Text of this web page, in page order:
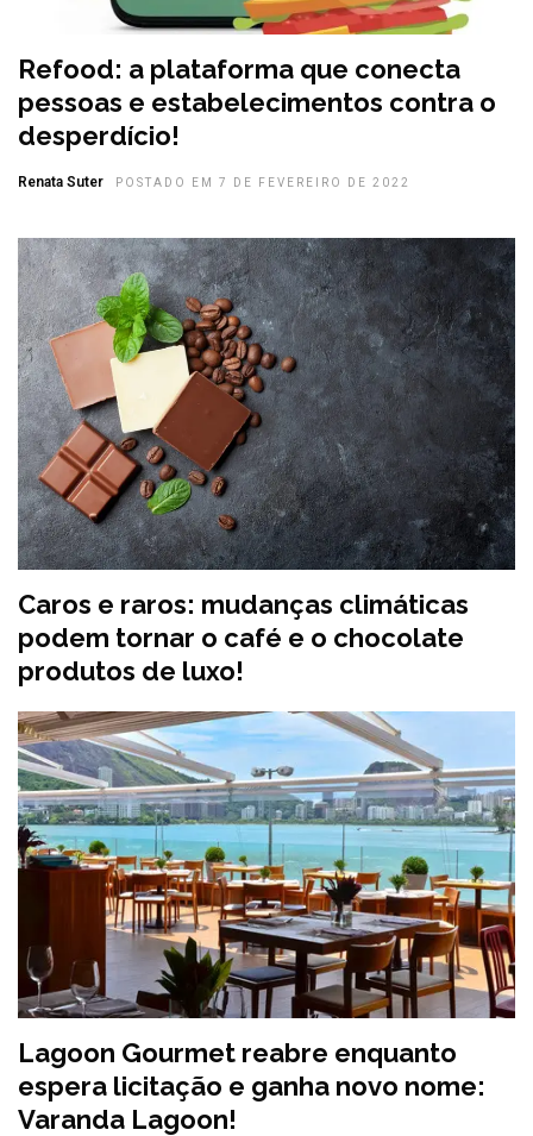
Refood: a plataforma que conecta
pessoas e estabelecimentos contra o
desperdício!
Renata Suter POSTADO EM 7 DE FEVEREIRO DE 2022
Caros e raros: mudanças climáticas
podem tornar o café e o chocolate
produtos de luxo!
Lagoon Gourmet reabre enquanto
espera licitação e ganha novo nome:
Varanda Lagoon!